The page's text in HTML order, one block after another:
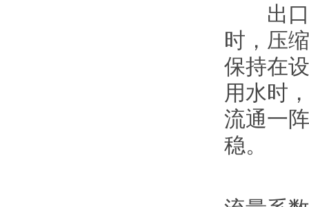
出口
时，压
保持在
用水时
流通一
稳。